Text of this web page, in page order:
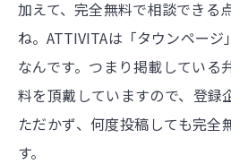
加えて、完全無料で相談できる
ね。ATTIVITAは「タウンペー
なんです。つまり掲載している
料を頂戴していますので、登録
ただかず、何度投稿しても完全
す。